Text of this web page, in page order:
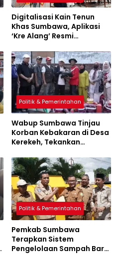
Digitalisasi Kain Tenun
Khas Sumbawa, Aplikasi
‘Kre Alang’ Resmi
Politik & Pemerintahan
Wabup Sumbawa Tinjau
Korban Kebakaran di Desa
Kerekeh, Tekankan
Politik & Pemerintahan
Pemkab Sumbawa
Terapkan Sistem
Pengelolaan Sampah Baru